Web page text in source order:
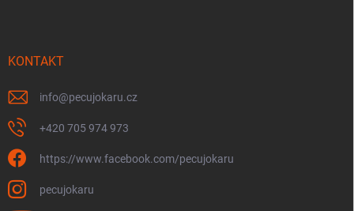
KONTAKT
info@pecujokaru.cz
+420 705 974 973
https://www.facebook.com/pecujokaru
pecujokaru